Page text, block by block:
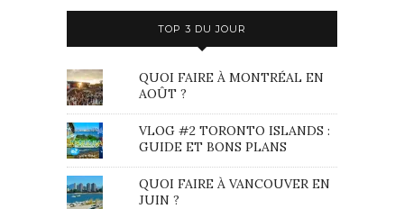
TOP 3 DU JOUR
QUOI FAIRE À MONTRÉAL EN
AOÛT ?
VLOG #2 TORONTO ISLANDS :
GUIDE ET BONS PLANS
QUOI FAIRE À VANCOUVER EN
JUIN ?